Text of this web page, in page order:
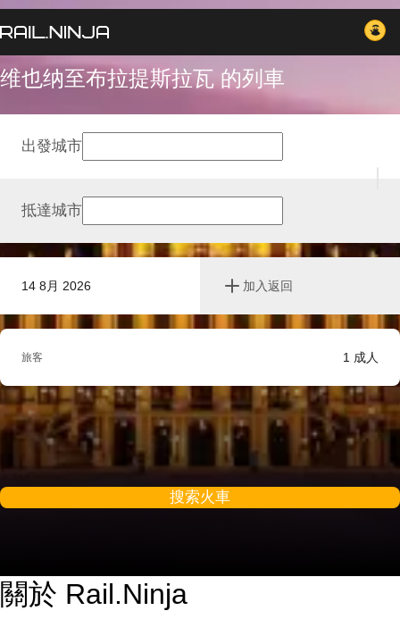
维也纳至布拉提斯拉瓦 的列車
14 8月 2026 加入返回
出發城市
抵達城市
旅客 1 成人
搜索火車
關於 Rail.Ninja